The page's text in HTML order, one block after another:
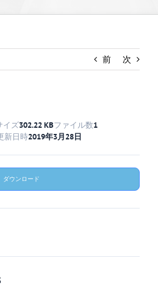
前 次
イズ302.22 KBファイル数1
新日時2019年3月28日
ダウンロード